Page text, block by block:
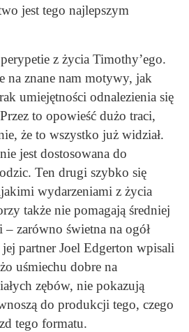
jest tego najlepszym
z życia Timothy’ego.
na znane nam motywy, jak
umiejętności odnalezienia się
to opowieść dużo traci,
że to wszystko już widział.
jest dostosowana do
Ten drugi szybko się
wydarzeniami z życia
także nie pomagają średniej
– zarówno świetna na ogół
partner Joel Edgerton wpisali
uśmiechu dobre na
zębów, nie pokazują
do produkcji tego, czego
tego formatu.